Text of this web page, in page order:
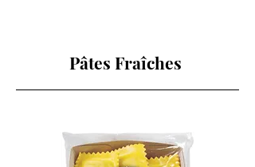
Pâtes Fraîches